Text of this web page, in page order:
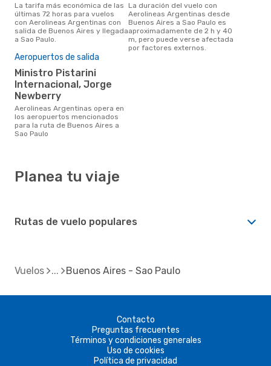
La tarifa más económica de las
últimas 72 horas para vuelos
con Aerolineas Argentinas con
salida de Buenos Aires y llegada
a Sao Paulo.
La duración del vuelo con
Aerolineas Argentinas desde
Buenos Aires a Sao Paulo es
aproximadamente de 2 h y 40
m, pero puede verse afectada
por factores externos.
Aeropuertos de salida
Ministro Pistarini
Internacional, Jorge
Newberry
Aerolineas Argentinas opera en
los aeropuertos mencionados
para la ruta de Buenos Aires a
Sao Paulo
Planea tu viaje
Rutas de vuelo populares
Vuelos Buenos Aires - Sao Paulo
Contacto
Preguntas frecuentes
Términos y condiciones generales
Uso de cookies
Política de privacidad